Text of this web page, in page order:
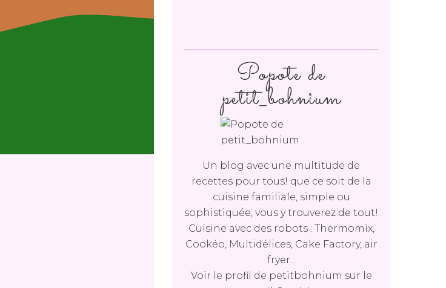
Popote de
petit_bohnium
Un blog avec une multitude de
recettes pour tous! que ce soit de la
cuisine familiale, simple ou
sophistiquée, vous y trouverez de tout!
Cuisine avec des robots : Thermomix,
Cookéo, Multidélices, Cake Factory, air
fryer...
Voir le profil de petitbohnium sur le